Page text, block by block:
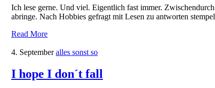
Ich lese gerne. Und viel. Eigentlich fast immer.
abringe. Nach Hobbies gefragt mit Lesen zu antworten
Read More
4. September alles sonst so
I hope I don´t fall